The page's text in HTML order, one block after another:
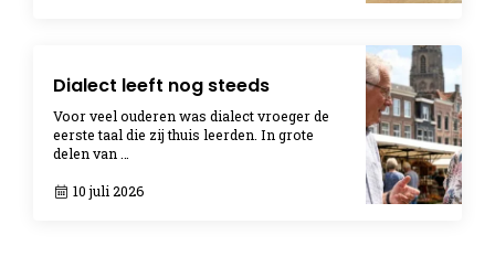
Dialect leeft nog steeds
Voor veel ouderen was dialect vroeger de
eerste taal die zij thuis leerden. In grote
delen van …
10 juli 2026